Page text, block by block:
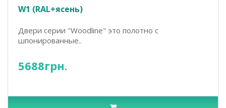
W1 (RAL+ясень)
Двери серии "Woodline" это полотно с
шпонированные..
5688грн.